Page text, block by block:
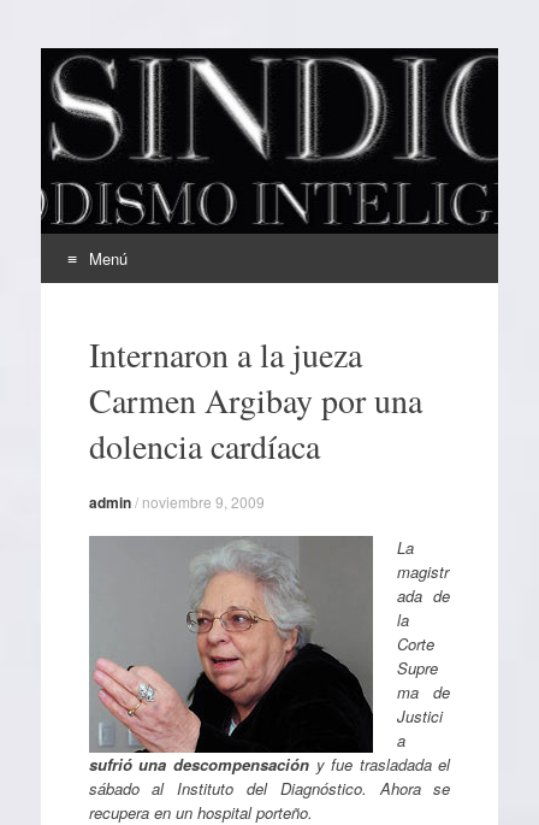
EL SINDICAL
Periodismo Inteligente
Menú
contenidoInternaron a la jueza
Carmen Argibay por una
dolencia cardíaca
admin/ noviembre 9, 2009
La
magistr
ada de
la
Corte
Supre
ma de
Justici
a
sufrió una descompensación y fue trasladada el
sábado al Instituto del Diagnóstico. Ahora se
recupera en un hospital porteño.